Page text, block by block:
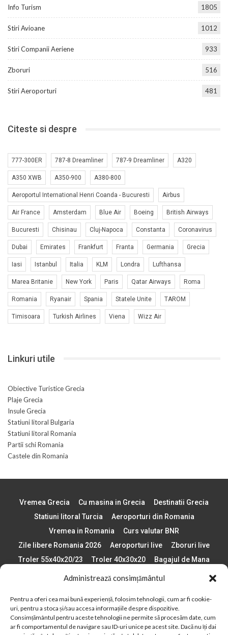
Administrează consimțământul
Pentru a oferi cea mai bună experiență, folosim tehnologii, cum ar fi cookie-
uri, pentru a stoca și/sau accesa informațiile despre dispozitive.
Consimțământul pentru aceste tehnologii ne permite să procesăm date, cum
ar fi comportamentul de navigare sau ID-uri unice pe acest site. Dacă nu îți dai
Info Turism 1805
Stiri Avioane 1012
Stiri Companii Aeriene 933
Zboruri 516
Stiri Aeroporturi 481
Citeste si despre
777-300ER 787-8 Dreamliner 787-9 Dreamliner A320
A350 XWB A350-900 A380-800
Aeroportul International Henri Coanda - Bucuresti Airbus
Air France Amsterdam Blue Air Boeing British Airways
Bucuresti Chisinau Cluj-Napoca Constanta Coronavirus
Dubai Emirates Frankfurt Franta Germania Grecia
Iasi Istanbul Italia KLM Londra Lufthansa
Marea Britanie New York Paris Qatar Airways Roma
Romania Ryanair Spania Statele Unite TAROM
Timisoara Turkish Airlines Viena Wizz Air
Linkuri utile
Obiective Turistice Grecia
Plaje Grecia
Insule Grecia
Statiuni litoral Bulgaria
Statiuni litoral Romania
Partii schi Romania
Castele din Romania
Vremea Grecia Cu masina in Grecia
Destinatii Grecia
Statiuni litoral Turcia
Aeroporturi din Romania
Vremea in Romania
Curs valutar BNR
Zile libere Romania 2026
Aeroporturi live
Zboruri live
Troler 55x40x20/23
Troler 40x30x20
Bagajul de Mana
Paste 2026
Cele mai bune telefoane
Plaje din Europa
Concerte Romania 2025
Asigurare de calatorie
Când se schimba ora în 2026
Calendar Formula 1 sezon 2026
Boarding Pass